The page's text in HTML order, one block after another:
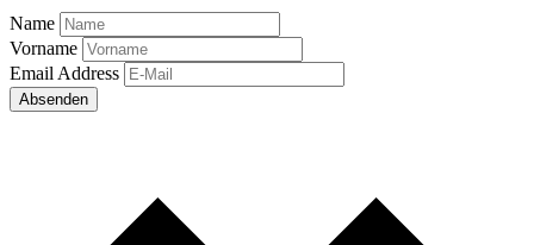
Name
Vorname
Email Address